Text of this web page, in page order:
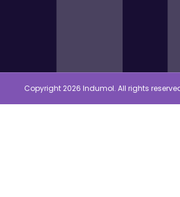
Copyright 2026 Indumol. All rights